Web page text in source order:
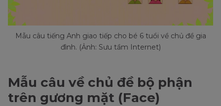
Mẫu câu tiếng Anh giao tiếp cho bé 6 tuổi về chủ đề gia
đình. (Ảnh: Sưu tầm Internet)
Mẫu câu về chủ đề bộ phận
trên gương mặt (Face)